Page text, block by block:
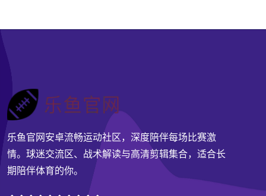
乐鱼官网安卓流畅运动社区，深度陪伴每场比赛激
情。球迷交流区、战术解读与高清剪辑集合，适合长
期陪伴体育的你。